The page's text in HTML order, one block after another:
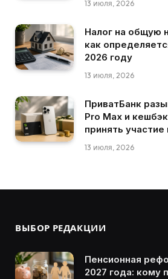
13 июля, 2026
Налог на общую
как
2026 году
13 июля, 2026
ПриватБанк
Pro Max и
принять участие
13 июля, 2026
ВЫБОР РЕДАКЦИИ
Пенсионная
2027 года: кому